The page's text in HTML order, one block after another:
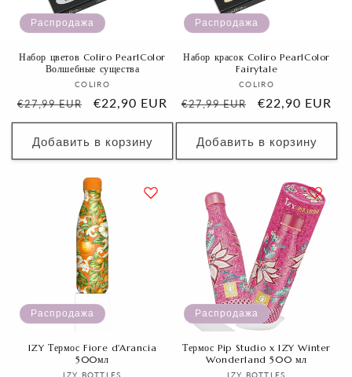
Распродажа
Набор цветов Coliro PearlColor
Волшебные существа
Продавец:
COLIRO
Обычная
цена
€27,99 EUR
Цена
со
скидкой
€22,90 EUR
Добавить в корзину
Распродажа
Набор красок Coliro PearlColor
Fairytale
Продавец:
COLIRO
Обычная
цена
€27,99 EUR
Цена
со
скидкой
€22,90 EUR
Добавить в корзину
Распродажа
IZY Термос Fiore d'Arancia
500мл
IZY BOTTLES
Распродажа
Термос Pip Studio x IZY Winter
Wonderland 500 мл
IZY BOTTLES